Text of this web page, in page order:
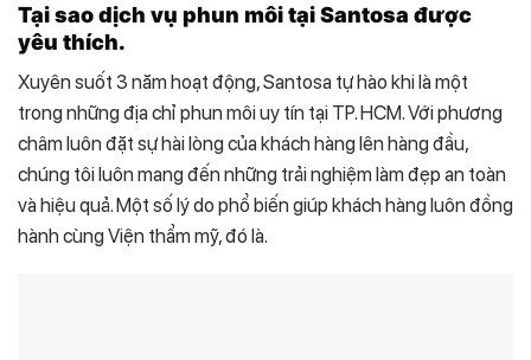
Tại sao dịch vụ phun môi tại Santosa được
yêu thích.
Xuyên suốt 3 năm hoạt động, Santosa tự hào khi là một
trong những địa chỉ phun môi uy tín tại TP. HCM. Với phương
châm luôn đặt sự hài lòng của khách hàng lên hàng đầu,
chúng tôi luôn mang đến những trải nghiệm làm đẹp an toàn
và hiệu quả. Một số lý do phổ biến giúp khách hàng luôn đồng
hành cùng Viện thẩm mỹ, đó là.